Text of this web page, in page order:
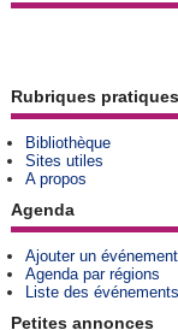
Rubriques pratiques
Bibliothèque
Sites utiles
A propos
Agenda
Ajouter un
Agenda par régions
Liste des événements
Petites annonces